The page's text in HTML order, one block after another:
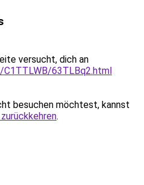
versucht, dich an
63TLBq2.html
besuchen möchtest, kannst
.